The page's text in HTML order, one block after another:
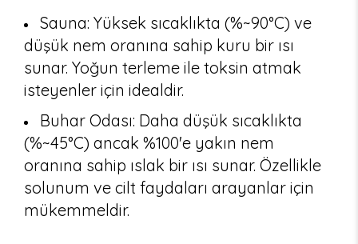
Sauna: Yüksek sıcaklıkta (%~90°C) ve
düşük nem oranına sahip kuru bir ısı
sunar. Yoğun terleme ile toksin atmak
isteyenler için idealdir.
Buhar Odası: Daha düşük sıcaklıkta
(%~45°C) ancak %100'e yakın nem
oranına sahip ıslak bir ısı sunar. Özellikle
solunum ve cilt faydaları arayanlar için
mükemmeldir.